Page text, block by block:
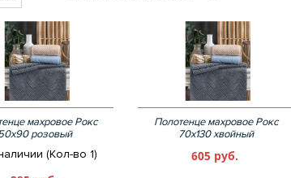
махровое Рокс
розовый
(Кол-во 1)
Полотенце махровое Рокс
70х130 хвойный
605 руб.